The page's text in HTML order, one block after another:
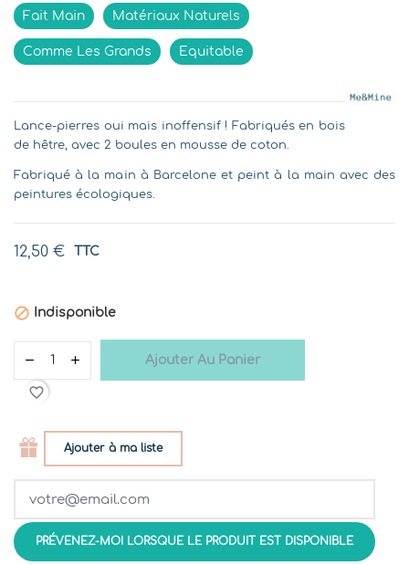
Fait Main Matériaux Naturels
Comme Les Grands Equitable
Lance-pierres oui mais inoffensif ! Fabriqués en bois
de hêtre, avec 2 boules en mousse de coton.
Fabriqué à la main à Barcelone et peint à la main avec des
peintures écologiques.
12,50 € TTC
 Indisponible
Ajouter Au Panier
favorite_border
Ajouter à ma liste
PRÉVENEZ-MOI LORSQUE LE PRODUIT EST DISPONIBLE